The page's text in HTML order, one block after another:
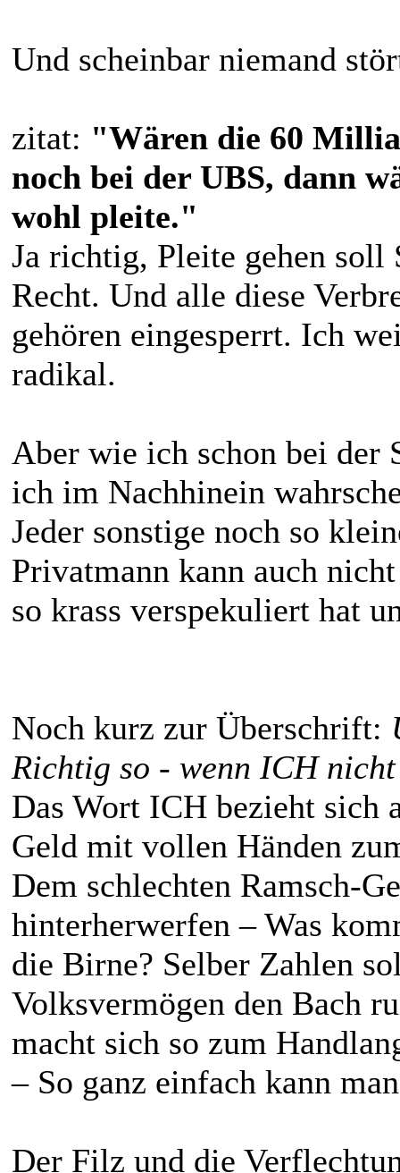
Und scheinbar niemand
zitat: "Wären die 60
noch bei der UBS, dann
wohl pleite."
Ja richtig, Pleite gehen
Recht. Und alle diese
gehören eingesperrt. Ich
radikal.
Aber wie ich schon bei der
ich im Nachhinein
Jeder sonstige noch so
Privatmann kann auch
so krass verspekuliert hat
Noch kurz zur Überschrift:
Richtig so - wenn ICH
Das Wort ICH bezieht
Geld mit vollen Händen
Dem schlechten Ramsch-
hinterherwerfen – Was
die Birne? Selber Zahlen
Volksvermögen den Bach
macht sich so zum
– So ganz einfach kann
Der Filz und die